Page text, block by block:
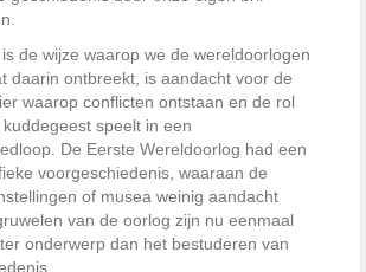
de wijze waarop we de wereldoorlogen
daarin ontbreekt, is aandacht voor de
waarop conflicten ontstaan en de rol
speelt in een
De Eerste Wereldoorlog had een
voorgeschiedenis, waaraan de
of musea weinig aandacht
van de oorlog zijn nu eenmaal
onderwerp dan het bestuderen van